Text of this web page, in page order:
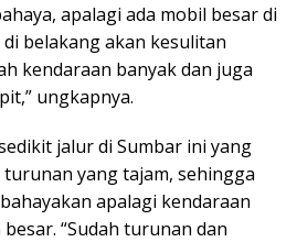
apalagi ada mobil besar di
belakang akan kesulitan
kendaraan banyak dan juga
ungkapnya.
jalur di Sumbar ini yang
yang tajam, sehingga
apalagi kendaraan
“Sudah turunan dan